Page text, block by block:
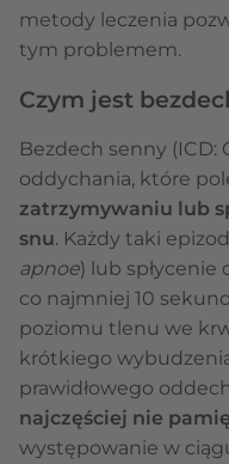
metody leczenia
tym problemem.
Czym jest
Bezdech senny (ICD:
oddychania, które
zatrzymywaniu lub
snu. Każdy taki
apnoe) lub spłycenie
co najmniej 10
poziomu tlenu we
krótkiego
prawidłowego
najczęściej nie
występowanie w